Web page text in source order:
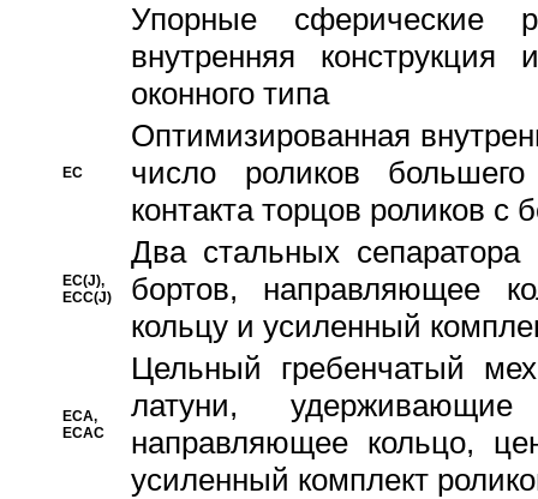
Упорные сферические
внутренняя
оконного типа
EC
Oптимизированная
число роликов
контакта торцов роликов с
EC(J),
ECC(J)
Два стальных сепаратора
бортов, направляющее
кольцу и усиленный
ECA,
ECAC
Цельный гребенчатый
латуни,
направляющее кольцо,
усиленный комплект